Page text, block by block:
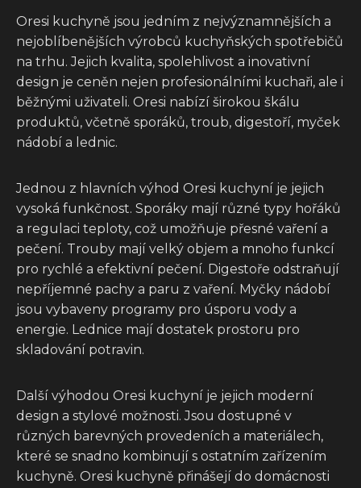
Oresi kuchyně jsou jedním z nejvýznamnějších a
nejoblíbenějších výrobců kuchyňských spotřebičů
na trhu. Jejich kvalita, spolehlivost a inovativní
design je ceněn nejen profesionálními kuchaři, ale i
běžnými uživateli. Oresi nabízí širokou škálu
produktů, včetně sporáků, troub, digestoří, myček
nádobí a lednic.
Jednou z hlavních výhod Oresi kuchyní je jejich
vysoká funkčnost. Sporáky mají různé typy hořáků
a regulaci teploty, což umožňuje přesné vaření a
pečení. Trouby mají velký objem a mnoho funkcí
pro rychlé a efektivní pečení. Digestoře odstraňují
nepříjemné pachy a paru z vaření. Myčky nádobí
jsou vybaveny programy pro úsporu vody a
energie. Lednice mají dostatek prostoru pro
skladování potravin.
Další výhodou Oresi kuchyní je jejich moderní
design a stylové možnosti. Jsou dostupné v
různých barevných provedeních a materiálech,
které se snadno kombinují s ostatním zařízením
kuchyně. Oresi kuchyně přinášejí do domácnosti